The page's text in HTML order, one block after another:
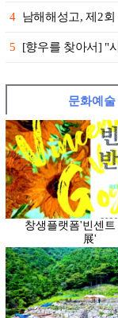
4 남해해성고, 제2
5 [향우를 찾아서] "
문화예술
창생플랫폼'빈센트
展'